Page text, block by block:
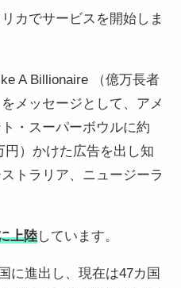
カでサービスを開始しま
A Billionaire （億万長者
メッセージとして、アメ
・スーパーボウルに約
円）かけた広告を出し知
トラリア、ニュージーラ
上陸しています。
に進出し、現在は47カ国